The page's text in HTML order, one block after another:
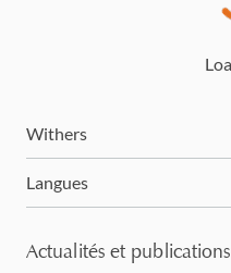
Withers
Langues
Actualités et